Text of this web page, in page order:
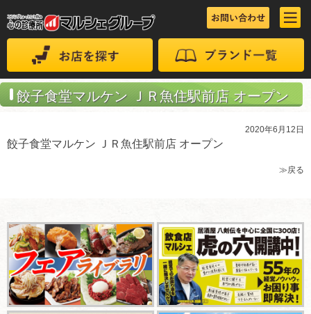
餃子食堂マルケン ＪＲ魚住駅前店 オープン
2020年6月12日
餃子食堂マルケン ＪＲ魚住駅前店 オープン
≫戻る